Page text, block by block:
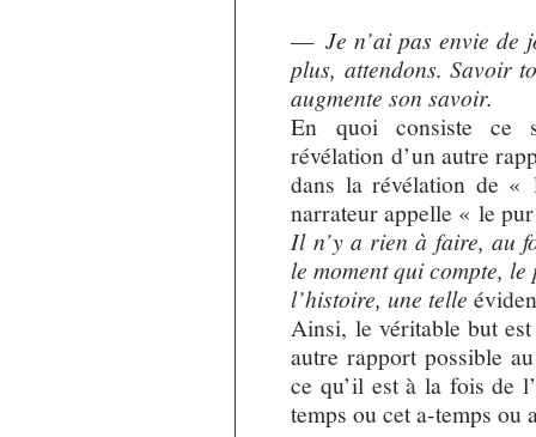
— Je n’ai pas envie
plus, attendons. Savoir
augmente son savoir.
En quoi consiste ce
révélation d’un autre
dans la révélation de
narrateur appelle « le
Il n’y a rien à faire, au
le moment qui compte,
l’histoire, une telle
Ainsi, le véritable but
autre rapport possible
ce qu’il est à la fois de
temps ou cet a-temps